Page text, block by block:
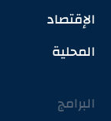
الإقتصاد
المحلية
البرامج